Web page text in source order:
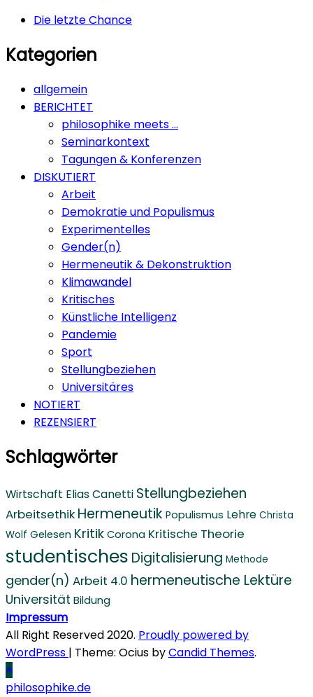
Die letzte Chance
Kategorien
allgemein
BERICHTET
philosophike meets …
Seminarkontext
Tagungen & Konferenzen
DISKUTIERT
Arbeit
Demokratie und Populismus
Experimentelles
Gender(n)
Hermeneutik & Dekonstruktion
Klimawandel
Kritisches
Künstliche Intelligenz
Pandemie
Sport
Stellungbeziehen
Universitäres
NOTIERT
REZENSIERT
Schlagwörter
Wirtschaft Elias Canetti Stellungbeziehen
Arbeitsethik Hermeneutik Populismus Lehre Christa
Wolf Gelesen Kritik Corona Kritische Theorie
studentisches Digitalisierung Methode
gender(n) Arbeit 4.0 hermeneutische Lektüre
Universität Bildung
Impressum
All Right Reserved 2020. Proudly powered by
WordPress | Theme: Ocius byCandid Themes.
philosophike.de